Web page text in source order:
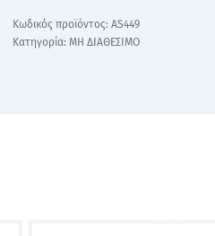
AS449
Κατηγορία: ΜΗ ΔΙΑΘΕΣΙΜΟ